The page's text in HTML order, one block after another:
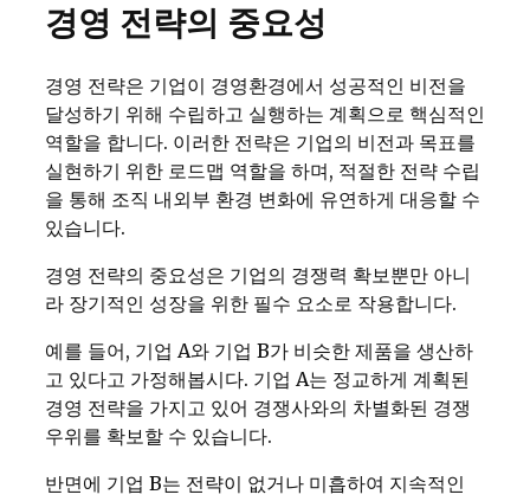
경영 전략의 중요성
경영 전략은 기업이 경영환경에서 성공적인 비전을
달성하기 위해 수립하고 실행하는 계획으로 핵심적인
역할을 합니다. 이러한 전략은 기업의 비전과 목표를
실현하기 위한 로드맵 역할을 하며, 적절한 전략 수립
을 통해 조직 내외부 환경 변화에 유연하게 대응할 수
있습니다.
경영 전략의 중요성은 기업의 경쟁력 확보뿐만 아니
라 장기적인 성장을 위한 필수 요소로 작용합니다.
예를 들어, 기업 A와 기업 B가 비슷한 제품을 생산하
고 있다고 가정해봅시다. 기업 A는 정교하게 계획된
경영 전략을 가지고 있어 경쟁사와의 차별화된 경쟁
우위를 확보할 수 있습니다.
반면에 기업 B는 전략이 없거나 미흡하여 지속적인